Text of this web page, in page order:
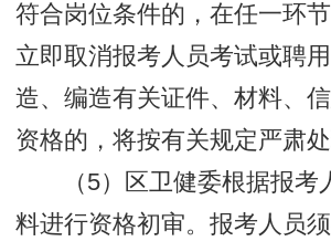
符合岗位条件的，在任一环
立即取消报考人员考试或聘
造、编造有关证件、材料、
资格的，将按有关规定严肃处
（5）区卫健委根据报
料进行资格初审。报考人员